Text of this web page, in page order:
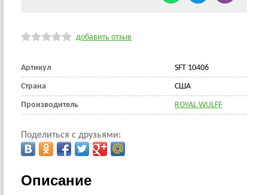
добавить отзыв
Артикул SFT 10406
Страна CША
Производитель ROYAL WULFF
Поделиться с друзьями:
Описание